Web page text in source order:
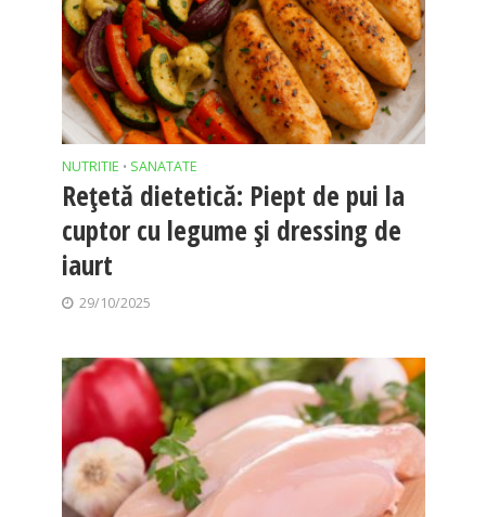
NUTRITIE • SANATATE
Rețetă dietetică: Piept de pui la
cuptor cu legume și dressing de
iaurt
29/10/2025